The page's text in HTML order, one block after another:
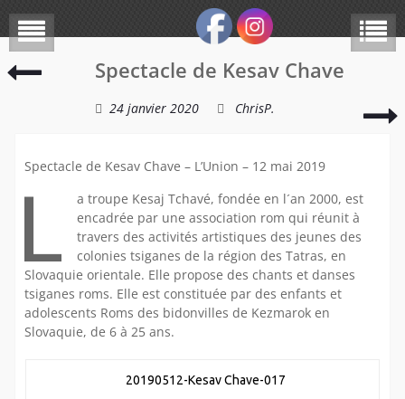
Spectacle de Kesav Chave
24 janvier 2020 ChrisP.
Spectacle de Kesav Chave – L’Union – 12 mai 2019
L
a troupe Kesaj Tchavé, fondée en l´an 2000, est
encadrée par une association rom qui réunit à
travers des activités artistiques des jeunes des
colonies tsiganes de la région des Tatras, en
Slovaquie orientale. Elle propose des chants et danses
tsiganes roms. Elle est constituée par des enfants et
adolescents Roms des bidonvilles de Kezmarok en
Slovaquie, de 6 à 25 ans.
20190512-Kesav Chave-017